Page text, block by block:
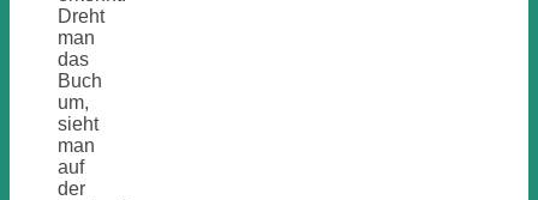
Dreht
man
das
Buch
um,
sieht
man
auf
der